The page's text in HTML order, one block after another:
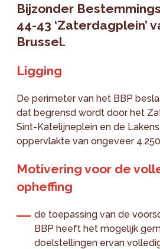
Bijzonder
44-43 ‘Zaterdagplein’
Brussel.
Ligging
De perimeter van het BBP
dat begrensd wordt door het
Sint-Katelijneplein en de
oppervlakte van ongeveer
Motivering voor de
opheffing
de toepassing van de
BBP heeft het mogelijk
doelstellingen ervan